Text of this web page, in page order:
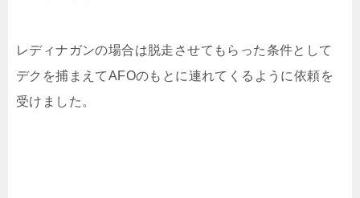
レディナガンの場合は脱走させてもらった条件として
デクを捕まえてAFOのもとに連れてくるように依頼を
受けました。